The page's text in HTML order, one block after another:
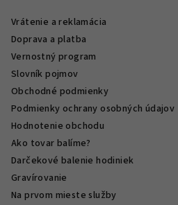
Vrátenie a reklamácia
Doprava a platba
Vernostný program
Slovník pojmov
Obchodné podmienky
Podmienky ochrany osobných údajov
Hodnotenie obchodu
Ako tovar balíme?
Darčekové balenie hodiniek
Gravírovanie
Na prvom mieste služby